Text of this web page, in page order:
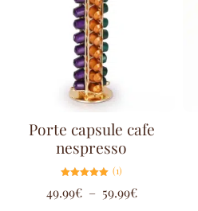
Porte capsule cafe
nespresso
5.00
sur 5
(1)
49.99€ – 59.99€